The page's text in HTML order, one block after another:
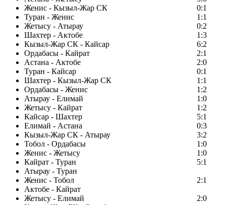
Женис - Кызыл-Жар СК
0:1
Туран - Женис
1:1
Жетысу - Атырау
0:2
Шахтер - Актобе
1:3
Кызыл-Жар СК - Кайсар
6:2
Ордабасы - Кайрат
2:1
Астана - Актобе
2:0
Туран - Кайсар
0:1
Шахтер - Кызыл-Жар СК
1:1
Ордабасы - Женис
1:2
Атырау - Елимай
1:0
Жетысу - Кайрат
1:2
Кайсар - Шахтер
5:1
Елимай - Астана
0:3
Кызыл-Жар СК - Атырау
3:2
Тобол - Ордабасы
1:0
Женис - Жетысу
1:0
Кайрат - Туран
5:1
Атырау - Туран
Женис - Тобол
2:1
Актобе - Кайрат
Жетысу - Елимай
2:0